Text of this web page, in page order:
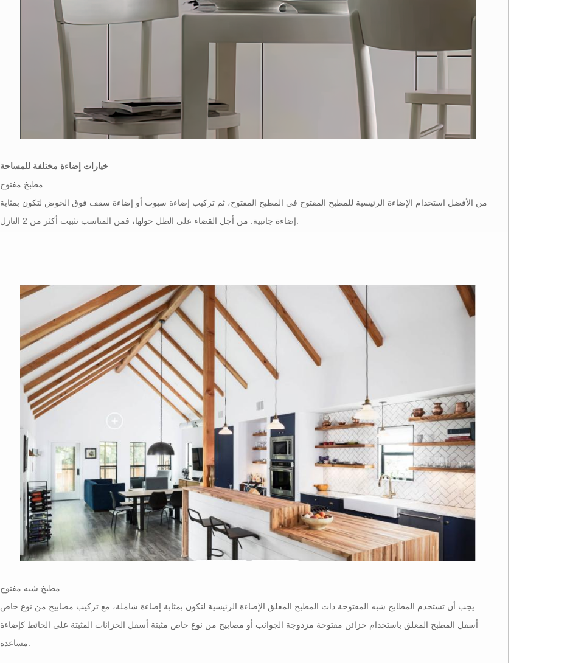
خيارات إضاءة مختلفة للمساحة
مطبخ مفتوح
من الأفضل استخدام الإضاءة الرئيسية للمطبخ المفتوح في المطبخ المفتوح، ثم تركيب إضاءة سبوت أو إضاءة سقف فوق الحوض لتكون بمثابة
مطبخ شبه مفتوح
يجب أن تستخدم المطابخ شبه المفتوحة ذات المطبخ المعلق الإضاءة الرئيسية لتكون بمثابة إضاءة شاملة، مع تركيب مصابيح من نوع خاص
أسفل المطبخ المعلق باستخدام خزائن مفتوحة مزدوجة الجوانب أو مصابيح من نوع خاص مثبتة أسفل الخزانات المثبتة على الحائط كإضاءة